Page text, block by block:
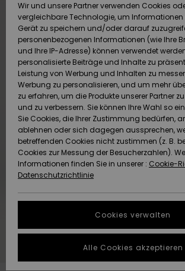
Schuhe&
Flip-Flops
Surf
Snow
Brandneu
Highlights
Schuhe&
Flip-Flops
Surf
Snow
Brandneu
Highlights
Highlights
Snow
SURF
Highlights
Community
SNOW
Snow Shop
Damen
Highlights
Community
DOPPELTER
RABATT
Outlet
Frauen
HILFE & KONTAKT
Retouren
Bezahlung
Geschenkkarte
Quiksilver
Freedom
Datenschutz
Starten Sie eine
um die
schnellste
Antwort auf Ihre
NACHHALTIGKEIT
SHOPS
QUIKSILVER APP
WUNSCHLISTE
Wir und unsere Partner verwenden Cookies
vergleichbare Technologie, um Informationen
Gerät zu speichern und/oder darauf
personenbezogenen Informationen (wie Ihre
und Ihre IP-Adresse) können verwendet
personalisierte Beiträge und Inhalte zu
Leistung von Werbung und Inhalten zu
Werbung zu personalisieren, und um mehr
zu erfahren, um die Produkte unserer Partner
und zu verbessern. Sie können Ihre Wahl so
Sie Cookies, die Ihrer Zustimmung bedürfen,
ablehnen oder sich dagegen aussprechen,
betreffenden Cookies nicht zustimmen (z. B.
Cookies zur Messung der Besucherzahlen).
Informationen finden Sie in unserer : Cookie-
Datenschutzrichtlinie
Cookies verwalten
Alle Cookies akzeptieren